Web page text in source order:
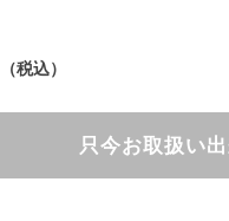
（税込）
只今お取扱い